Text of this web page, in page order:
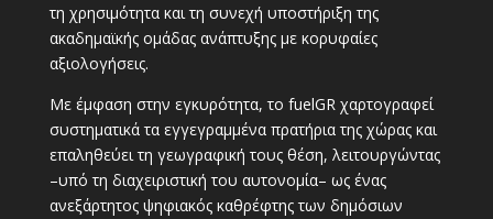
τη χρησιμότητα και τη συνεχή υποστήριξη της
ακαδημαϊκής ομάδας ανάπτυξης με κορυφαίες
αξιολογήσεις.
Με έμφαση στην εγκυρότητα, το fuelGR χαρτογραφεί
συστηματικά τα εγγεγραμμένα πρατήρια της χώρας και
επαληθεύει τη γεωγραφική τους θέση, λειτουργώντας
–υπό τη διαχειριστική του αυτονομία– ως ένας
ανεξάρτητος ψηφιακός καθρέφτης των δημόσιων